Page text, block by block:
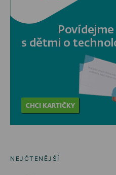
NEJČTENĚJŠÍ